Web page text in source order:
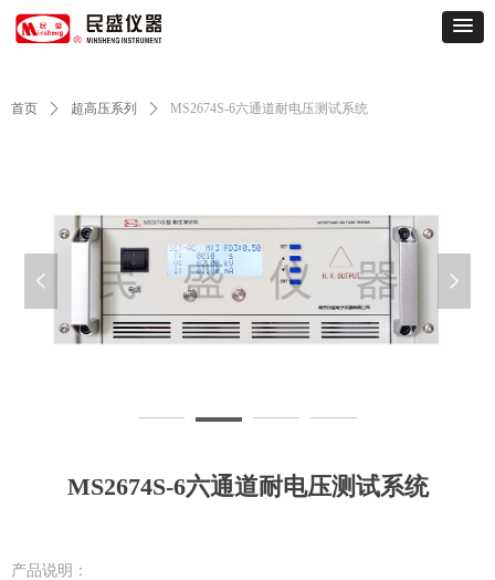
首页 ꄲ 超高压系列 ꄲ MS2674S-6六通道耐电压测试系统
MS2674S-6六通道耐电压测试系统
产品说明：
넳 넲